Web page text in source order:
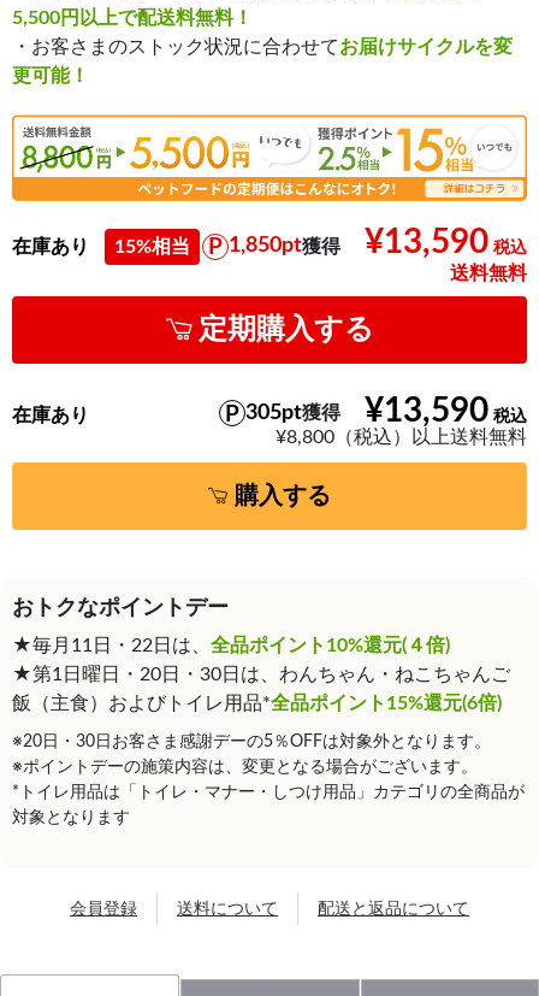
5,500円以上で配送料無料！
・お客さまのストック状況に合わせてお届けサイクルを変
更可能！
¥13,590
送料無料
15%相当 1,850pt獲得
在庫あり
定期購入する
¥13,590
305pt獲得
¥8,800（税込）以上送料無料
在庫あり
購入する
おトクなポイントデー
★毎月11日・22日は、 全品ポイント10%還元(４倍)
★第1日曜日・20日・30日は、わんちゃん・ねこちゃんご
飯（主食）およびトイレ用品*全品ポイント15%還元(6倍)
※20日・30日お客さま感謝デーの5％OFFは対象外となります。
※ポイントデーの施策内容は、変更となる場合がございます。
*トイレ用品は「トイレ・マナー・しつけ用品」カテゴリの全商品が
対象となります
会員登録 送料について 配送と返品について